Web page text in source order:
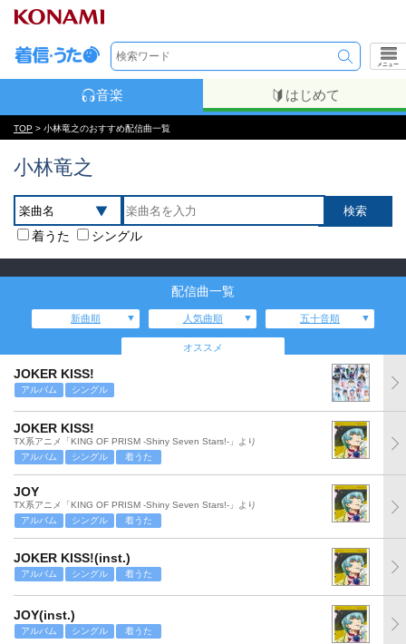
メニュー
音楽 はじめて
TOP > 小林竜之のおすすめ配信曲一覧
小林竜之
着うた シングル
配信曲一覧
新曲順 人気曲順 五十音順
オススメ
JOKER KISS!
アルバム シングル
JOKER KISS!
TX系アニメ「KING OF PRISM -Shiny Seven Stars!-」より
アルバム
シングル 着うた
JOY
TX系アニメ「KING OF PRISM -Shiny Seven Stars!-」より
アルバム
シングル 着うた
JOKER KISS!(inst.)
アルバム シングル 着うた
JOY(inst.)
アルバム シングル 着うた